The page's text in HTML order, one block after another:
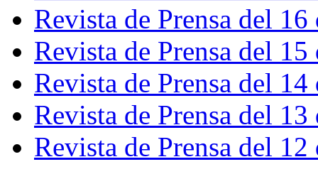
Revista de Prensa del
Revista de Prensa del
Revista de Prensa del
Revista de Prensa del
Revista de Prensa del